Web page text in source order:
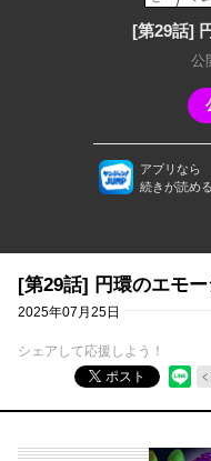
[第29話]
公
アプリなら
続きが読める
[第29話] 円環のエモ
2025年07月25日
シェアして応援しよう！
ポスト